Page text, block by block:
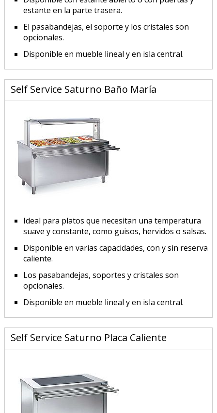
estante en la parte trasera.
El pasabandejas, el soporte y los cristales son
opcionales.
Disponible en mueble lineal y en isla central.
Self Service Saturno Baño María
Ideal para platos que necesitan una temperatura
suave y constante, como guisos, hervidos o salsas.
Disponible en varias capacidades, con y sin reserva
caliente.
Los pasabandejas, soportes y cristales son
opcionales.
Disponible en mueble lineal y en isla central.
Self Service Saturno Placa Caliente